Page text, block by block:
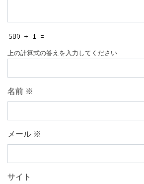
上の計算式の答えを入力してください
名前 ※
メール ※
サイト